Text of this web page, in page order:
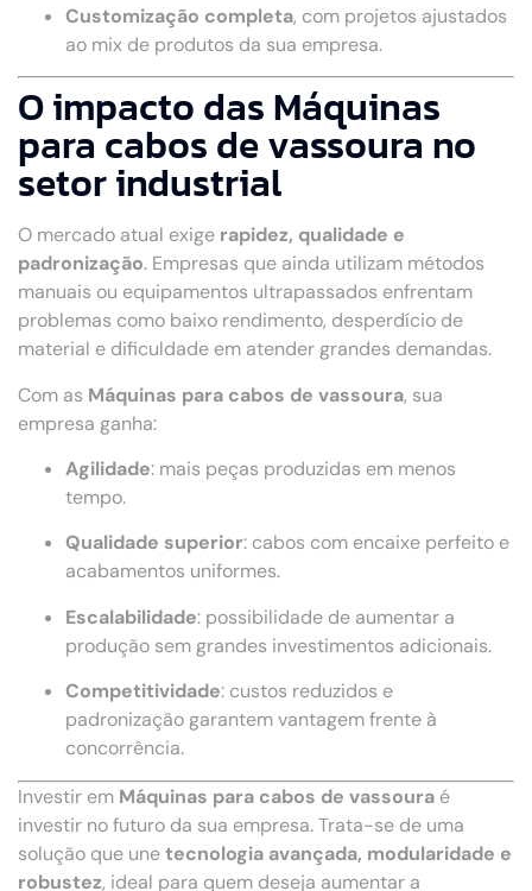
Customização completa, com projetos ajustados
ao mix de produtos da sua empresa.
O impacto das Máquinas
para cabos de vassoura no
setor industrial
O mercado atual exige rapidez, qualidade e
padronização. Empresas que ainda utilizam métodos
manuais ou equipamentos ultrapassados enfrentam
problemas como baixo rendimento, desperdício de
material e dificuldade em atender grandes demandas.
Com as Máquinas para cabos de vassoura, sua
empresa ganha:
Agilidade: mais peças produzidas em menos
tempo.
Qualidade superior: cabos com encaixe perfeito e
acabamentos uniformes.
Escalabilidade: possibilidade de aumentar a
produção sem grandes investimentos adicionais.
Competitividade: custos reduzidos e
padronização garantem vantagem frente à
concorrência.
Investir em Máquinas para cabos de vassoura é
investir no futuro da sua empresa. Trata-se de uma
solução que unetecnologia avançada, modularidade e
robustez, ideal para quem deseja aumentar a